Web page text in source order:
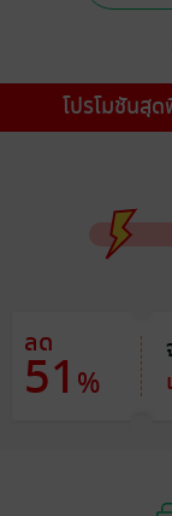
โปรโมชันสุ
ลด
51 %